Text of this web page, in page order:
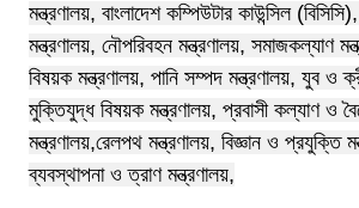
মন্ত্রণালয়, বাংলাদেশ কম্পিউটার কাউন্সিল
মন্ত্রণালয়, নৌপরিবহন মন্ত্রণালয়, সমাজকল্যাণ
বিষয়ক মন্ত্রণালয়, পানি সম্পদ মন্ত্রণালয়, যুব ও
মুক্তিযুদ্ধ বিষয়ক মন্ত্রণালয়, প্রবাসী কল্যাণ ও
মন্ত্রণালয়,রেলপথ মন্ত্রণালয়, বিজ্ঞান ও প্রযুক্তি
ব্যবস্থাপনা ও ত্রাণ মন্ত্রণালয়,